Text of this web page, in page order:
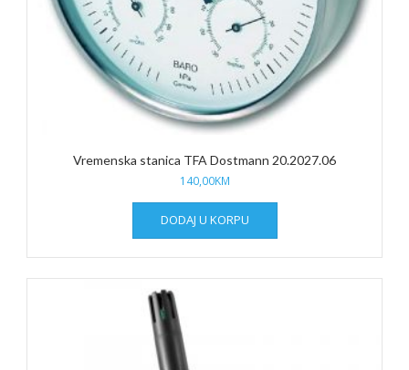
Vremenska stanica TFA Dostmann 20.2027.06
140,00KM
DODAJ U KORPU